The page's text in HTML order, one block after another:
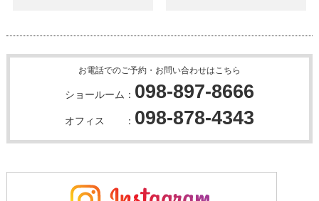
お電話でのご予約・お問い合わせはこちら
ショールーム： 098-897-8666
オフィス ： 098-878-4343